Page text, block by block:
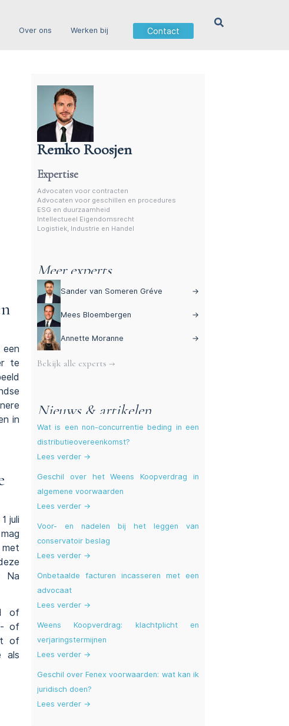
Over ons Werken bij Contact
te
in
juli
met
Na
of
of
of
als
Remko Roosjen
Advocaat contractenrecht
Expertise
Advocaten voor contracten
Advocaten voor geschillen en procedures
ESG en duurzaamheid
Intellectueel Eigendomsrecht
Logistiek, Industrie en Handel
Meer experts
Sander van Someren Gréve →
Mees Bloembergen →
Annette Moranne →
Bekijk alle experts →
Nieuws & artikelen
Wat is een non-concurrentie beding in een
distributieovereenkomst?
Lees verder →
Geschil over het Weens Koopverdrag in
algemene voorwaarden
Lees verder →
Voor- en nadelen bij het leggen van
conservatoir beslag
Lees verder →
Onbetaalde facturen incasseren met een
advocaat
Lees verder →
Weens Koopverdrag: klachtplicht en
verjaringstermijnen
Lees verder →
Geschil over Fenex voorwaarden: wat kan ik
juridisch doen?
Lees verder →